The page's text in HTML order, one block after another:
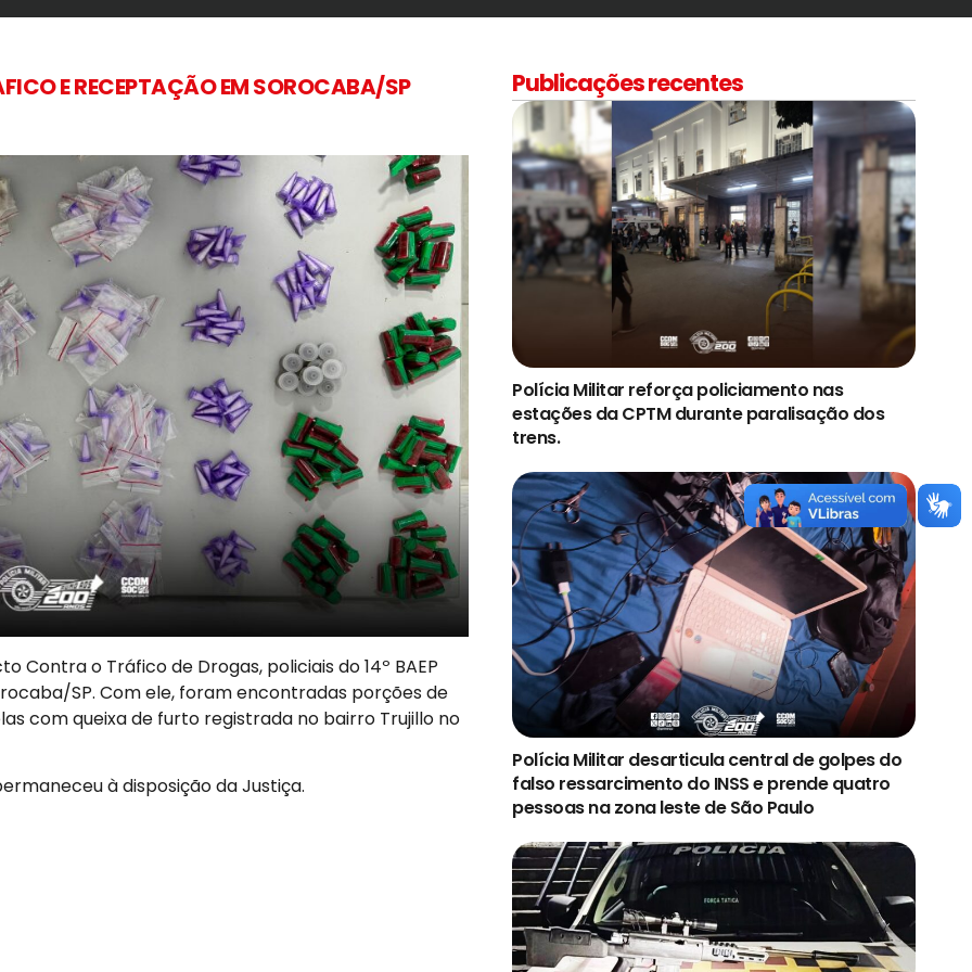
E RECEPTAÇÃO EM SOROCABA/SP
o Tráfico de Drogas, policiais do 14º BAEP
SP. Com ele, foram encontradas porções de
com queixa de furto registrada no bairro Trujillo no
à disposição da Justiça.
Publicações recentes
Polícia Militar reforça policiamento nas
estações da CPTM durante paralisação dos
trens.
Polícia Militar desarticula central de golpes do
falso ressarcimento do INSS e prende quatro
pessoas na zona leste de São Paulo